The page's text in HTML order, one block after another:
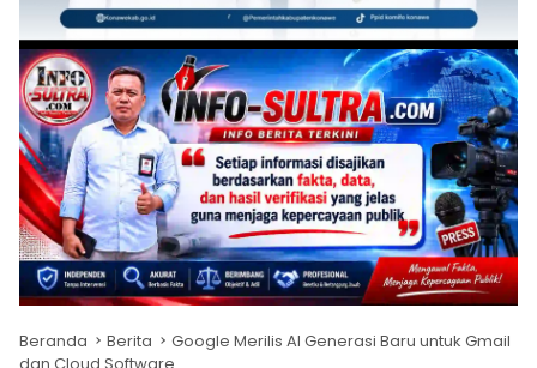
Beranda Berita
Google Merilis AI Generasi Baru untuk Gmail